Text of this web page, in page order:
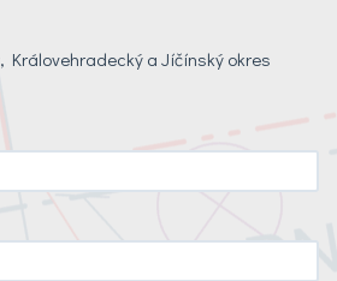
Královehradecký a Jíčínský okres